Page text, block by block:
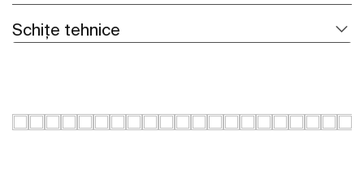
Schițe tehnice